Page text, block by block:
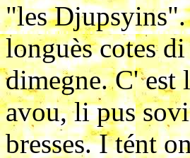
"les Djupsyins".
longuès cotes
dimegne. C' est
avou, li pus
bresses. I tént